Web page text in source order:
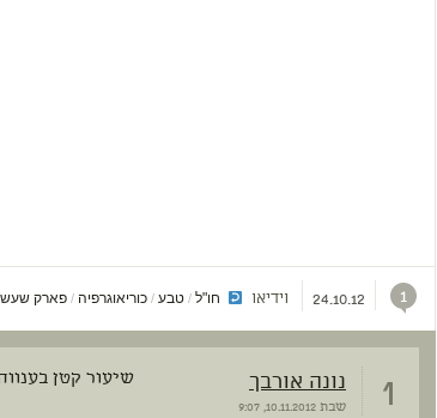
1
24.10.12 וידיאו חו"ל/ טבע/ כוריאוגרפיה/ פארק
1 נונה אורבך
שבת
שיעור קטן